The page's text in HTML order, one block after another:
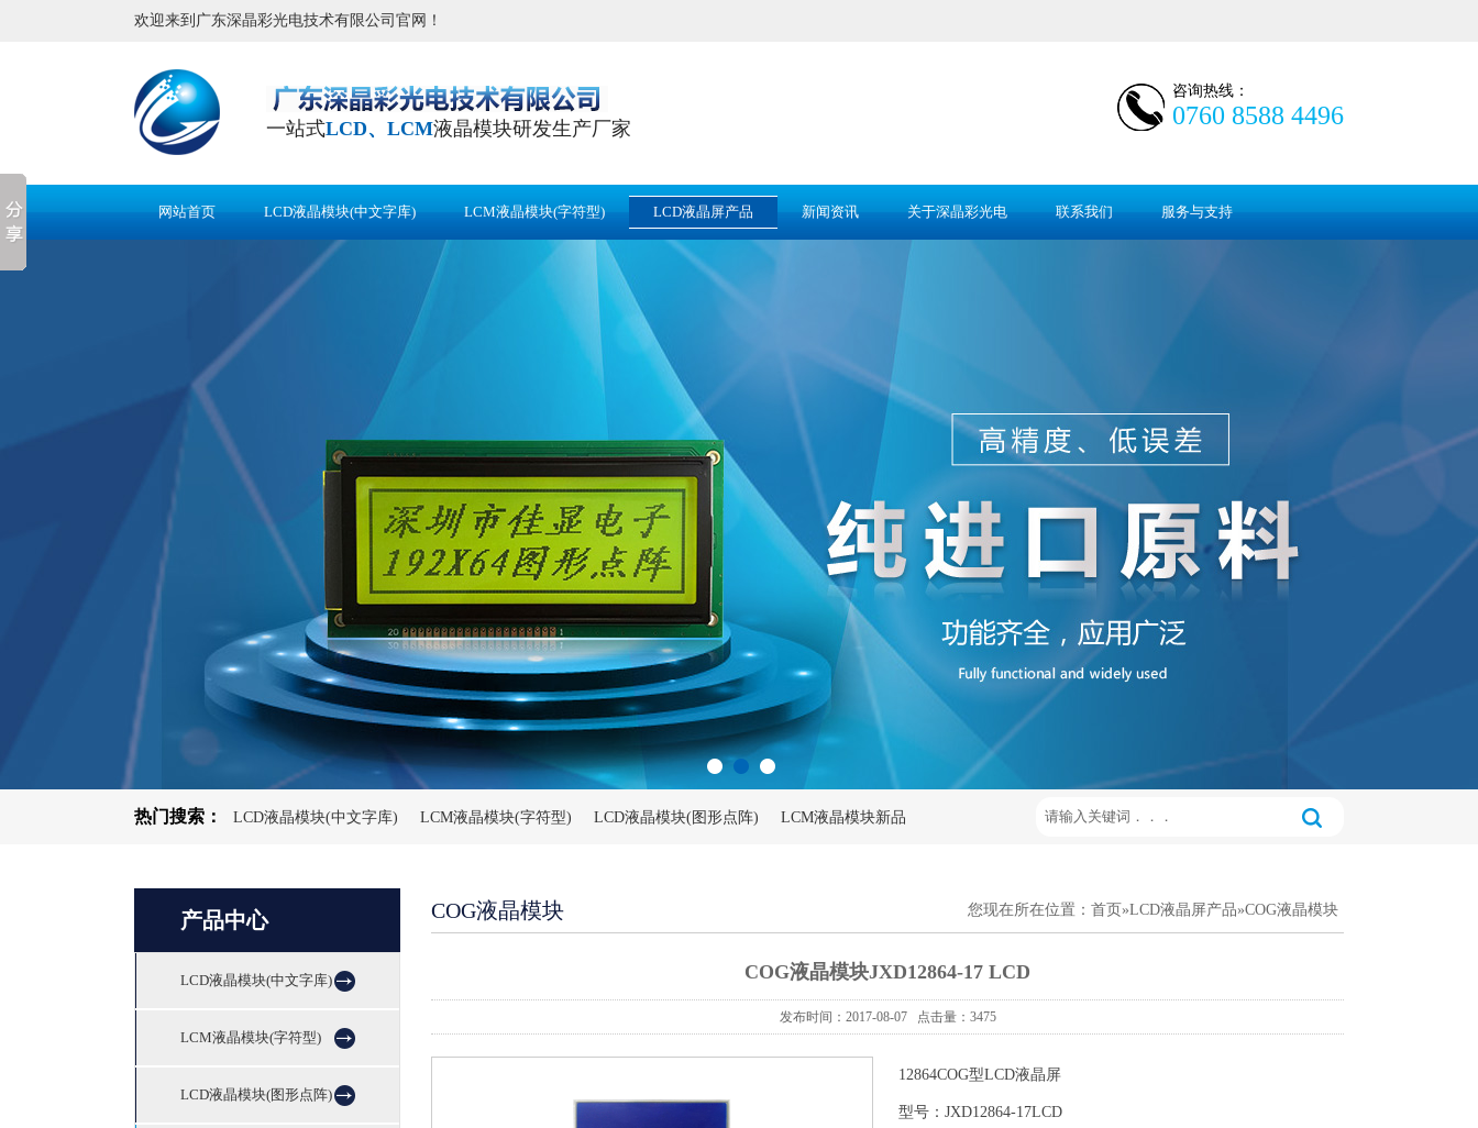
欢迎来到广东深晶彩光电技术有限公司官网！
一站式LCD、LCM液晶模块研发生产厂家
咨询热线：
0760 8588 4496
网站首页 LCD液晶模块(中文字库) LCM液晶模块(字符型) LCD液晶屏产品 新闻资讯 关于深晶彩光电 联系我们 服务与支持
热门搜索： LCD液晶模块(中文字库) LCM液晶模块(字符型) LCD液晶模块(图形点阵) LCM液晶模块新品
产品中心
LCD液晶模块(中文字库)
LCM液晶模块(字符型)
LCD液晶模块(图形点阵)
您现在所在位置： 首页 »LCD液晶屏产品»COG液晶模块
COG液晶模块
COG液晶模块JXD12864-17 LCD
发布时间：2017-08-07 点击量：3475
12864COG型LCD液晶屏
型号：JXD12864-17LCD